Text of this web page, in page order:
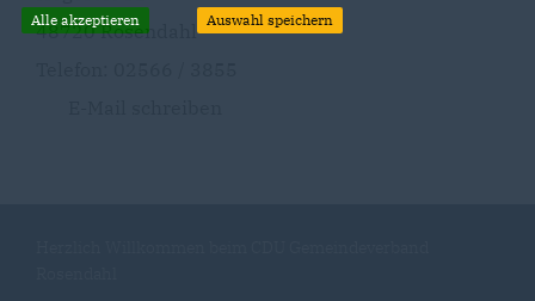
48720 Rosendahl
Alle akzeptieren Auswahl speichern